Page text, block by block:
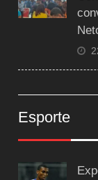
Esporte